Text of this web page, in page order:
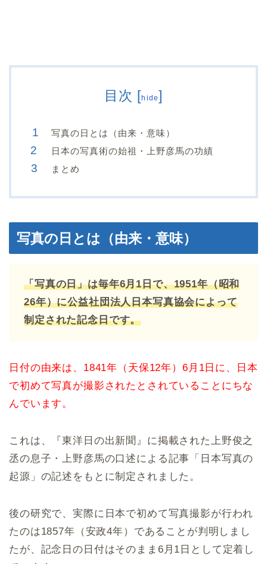
目次 [hide]
写真の日とは（由来・意味）
日本の写真術の始祖・上野彦馬の功績
まとめ
写真の日とは（由来・意味）
「写真の日」は毎年6月1日で、1951年（昭和
26年）に公益社団法人日本写真協会によって
制定された記念日です。
日付の由来は、1841年（天保12年）6月1日に、日本
で初めて写真が撮影されたとされていることにちな
んでいます。
これは、『東洋日の出新聞』に掲載された上野俊之
丞の息子・上野彦馬の口述による記事「日本写真の
起源」の記述をもとに制定されました。
後の研究で、実際に日本で初めて写真撮影が行われ
たのは1857年（安政4年）であることが判明しまし
たが、記念日の日付はそのまま6月1日として定着し